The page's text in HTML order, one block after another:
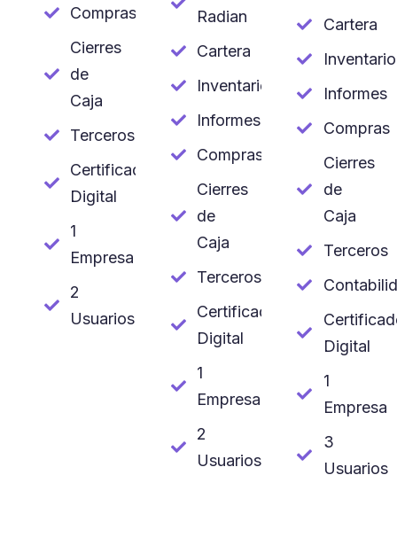
Compras
Cierres
de
Caja
Terceros
Certificado
Digital
1
Empresa
2
Usuarios
Radian
Cartera
Inventario
Informes
Compras
Cierres
de
Caja
Terceros
Certificado
Digital
1
Empresa
2
Usuarios
Cartera
Inventario
Informes
Compras
Cierres
de
Caja
Terceros
Digital
1
Empresa
3
Usuarios